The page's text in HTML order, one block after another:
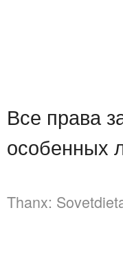
Все права
особенных
Thanx: